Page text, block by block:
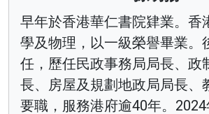
早年於香港華仁書院肄業。香
學及物理，以一級榮譽畢業。
任，歷任民政事務局局長、政
長、房屋及規劃地政局局長、
要職，服務港府逾40年。